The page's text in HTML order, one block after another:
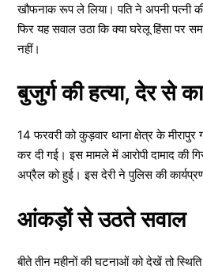
खौफनाक रूप ले लिया। पति ने अपनी पत्नी
फिर यह सवाल उठा कि क्या घरेलू हिंसा पर
नहीं।
बुजुर्ग की हत्या, देर से
14 फरवरी को कुड़वार थाना क्षेत्र के मीरापुर
कर दी गई। इस मामले में आरोपी दामाद की
अप्रैल को हुई। इस देरी ने पुलिस की
आंकड़ों से उठते सवाल
बीते तीन महीनों की घटनाओं को देखें तो